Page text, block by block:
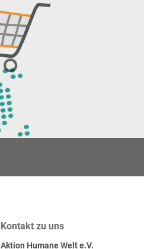
Kontakt zu uns
Aktion Humane Welt e.V.
ANGEBOTE